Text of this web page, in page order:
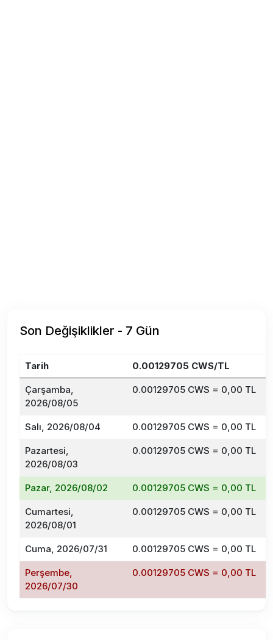
Son Değişiklikler - 7 Gün
Tarih 0.00129705 CWS/TL
Çarşamba,
2026/08/05
0.00129705 CWS = 0,00 TL
Salı, 2026/08/04 0.00129705 CWS = 0,00 TL
Pazartesi,
2026/08/03
0.00129705 CWS = 0,00 TL
Pazar, 2026/08/02 0.00129705 CWS = 0,00 TL
Cumartesi,
2026/08/01
0.00129705 CWS = 0,00 TL
Cuma, 2026/07/31 0.00129705 CWS = 0,00 TL
Perşembe,
2026/07/30
0.00129705 CWS = 0,00 TL